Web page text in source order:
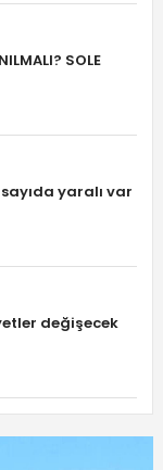
SOLE
yaralı var
değişecek